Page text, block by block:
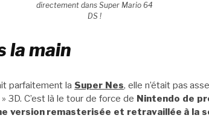
directement dans Super Mario 64
DS !
la main
parfaitement la Super Nes, elle n’était pas
3D. C’est là le tour de force de Nintendo de
version remasterisée et retravaillée à la